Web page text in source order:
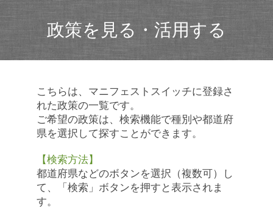
政策を見る・活用する
こちらは、マニフェストスイッチに登録さ
れた政策の一覧です。
ご希望の政策は、検索機能で種別や都道府
県を選択して探すことができます。
【検索方法】
都道府県などのボタンを選択（複数可）し
て、「検索」ボタンを押すと表示されま
す。